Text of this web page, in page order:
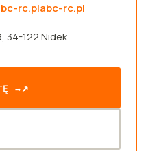
rc.plabc-rc.pl
34-122 Nidek
→